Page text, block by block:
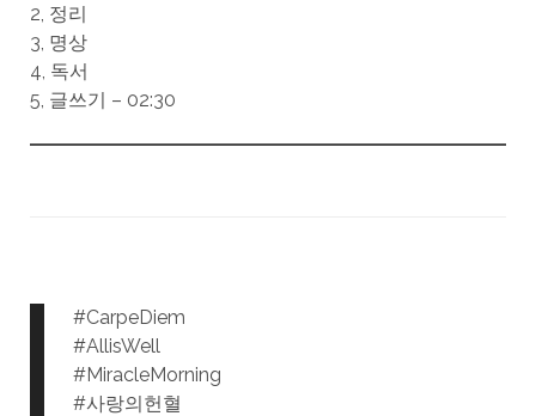
2, 정리
3, 명상
4, 독서
5, 글쓰기 – 02:30
#CarpeDiem
#AllisWell
#MiracleMorning
#사랑의헌혈